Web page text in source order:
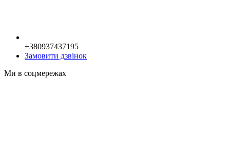
+380937437195
Замовити дзвінок
Ми в соцмережах